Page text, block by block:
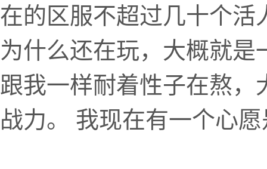
在的区服不超过几十个活
为什么还在玩，大概就
跟我一样耐着性子在熬
战力。 我现在有一个心